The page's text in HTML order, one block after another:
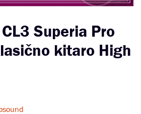
Superia Pro
kitaro High